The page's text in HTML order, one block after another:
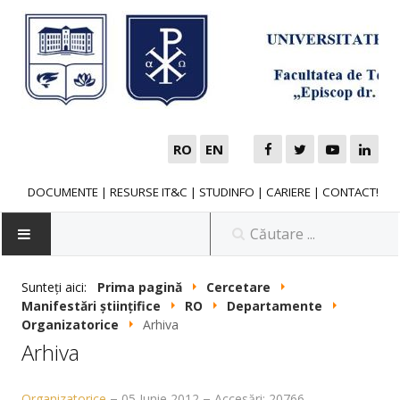
RO EN
DOCUMENTE | RESURSE IT&C | STUDINFO | CARIERE | CONTACT!
NOUTĂȚI
FACULTATE
Sunteți aici: Prima pagină
Cercetare
Manifestări științifice
RO
Departamente
Organizatorice
Arhiva
Arhiva